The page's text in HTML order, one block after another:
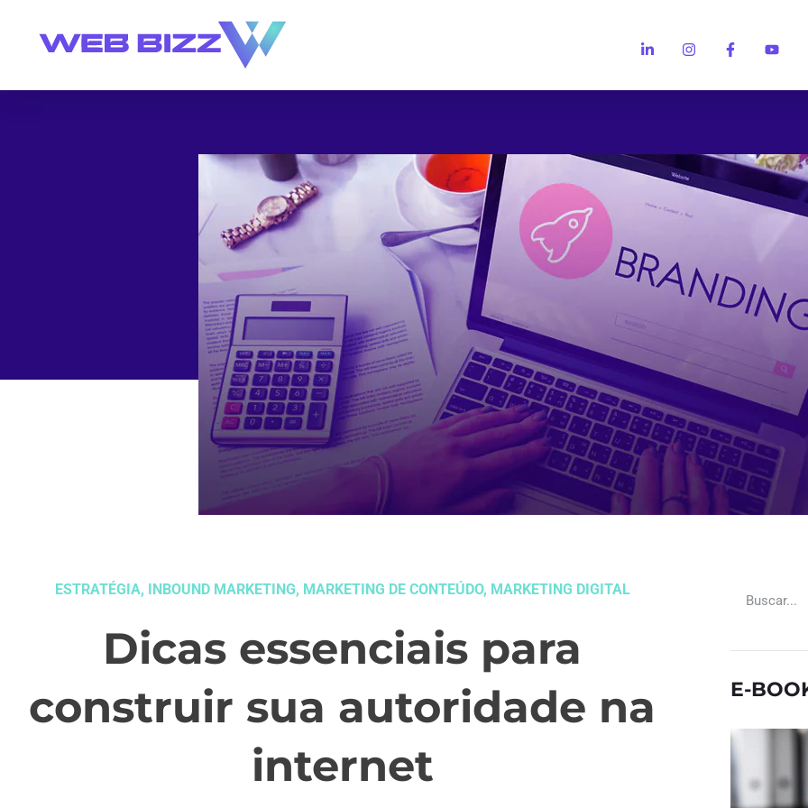
ESTRATÉGIA, INBOUND MARKETING, MARKETING DE CONTEÚDO, MARKETING DIGITAL
Dicas essenciais para
construir sua autoridade na
internet
E-